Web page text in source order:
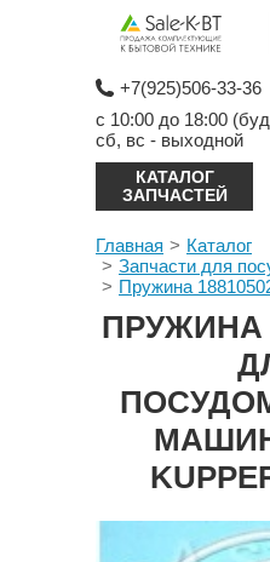
+7(925)506-33-36
с 10:00 до 18:00
сб, вс - выходной
КАТАЛОГ
ЗАПЧАСТЕЙ
Главная
Каталог
Запчасти для
Пружина
ПРУЖИНА
МАШИН